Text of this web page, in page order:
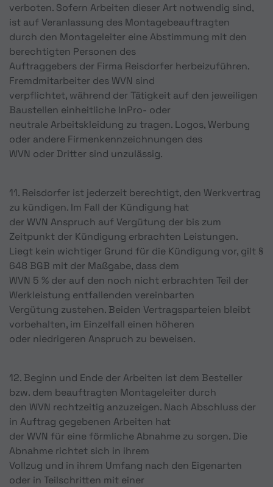
verboten. Sofern Arbeiten dieser Art notwendig sind,
ist auf Veranlassung des Montagebeauftragten
durch den Montageleiter eine Abstimmung mit den
berechtigten Personen des
Auftraggebers der Firma Reisdorfer herbeizuführen.
Fremdmitarbeiter des WVN sind
verpflichtet, während der Tätigkeit auf den jeweiligen
Baustellen einheitliche InPro- oder
neutrale Arbeitskleidung zu tragen. Logos, Werbung
oder andere Firmenkennzeichnungen des
WVN oder Dritter sind unzulässig.
11. Reisdorfer ist jederzeit berechtigt, den Werkvertrag
zu kündigen. Im Fall der Kündigung hat
der WVN Anspruch auf Vergütung der bis zum
Zeitpunkt der Kündigung erbrachten Leistungen.
Liegt kein wichtiger Grund für die Kündigung vor, gilt §
648 BGB mit der Maßgabe, dass dem
WVN 5 % der auf den noch nicht erbrachten Teil der
Werkleistung entfallenden vereinbarten
Vergütung zustehen. Beiden Vertragsparteien bleibt
vorbehalten, im Einzelfall einen höheren
oder niedrigeren Anspruch zu beweisen.
12. Beginn und Ende der Arbeiten ist dem Besteller
bzw. dem beauftragten Montageleiter durch
den WVN rechtzeitig anzuzeigen. Nach Abschluss der
in Auftrag gegebenen Arbeiten hat
der WVN für eine förmliche Abnahme zu sorgen. Die
Abnahme richtet sich in ihrem
Vollzug und in ihrem Umfang nach den Eigenarten
oder in Teilschritten mit einer